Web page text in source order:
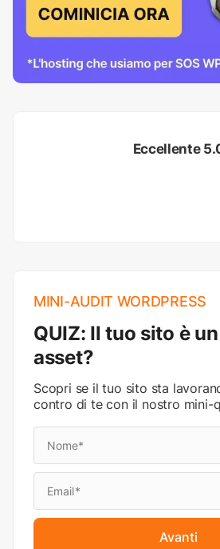
Eccellente
MINI-AUDIT WORDPRESS
QUIZ: Il tuo sito è
asset?
Scopri se il tuo sito sta
contro di te con il nostro mini-
Avanti